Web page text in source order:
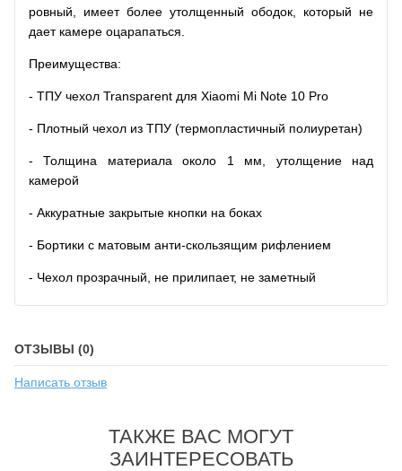
ровный, имеет более утолщенный ободок, который не
дает камере оцарапаться.
Преимущества:
- ТПУ чехол Transparent для Xiaomi Mi Note 10 Pro
- Плотный чехол из ТПУ (термопластичный полиуретан)
- Толщина материала около 1 мм, утолщение над
камерой
- Аккуратные закрытые кнопки на боках
- Бортики с матовым анти-скользящим рифлением
- Чехол прозрачный, не прилипает, не заметный
ОТЗЫВЫ (0)
Написать отзыв
ТАКЖЕ ВАС МОГУТ
ЗАИНТЕРЕСОВАТЬ